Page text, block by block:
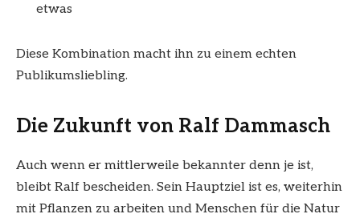
etwas
Diese Kombination macht ihn zu einem echten
Publikumsliebling.
Die Zukunft von Ralf Dammasch
Auch wenn er mittlerweile bekannter denn je ist,
bleibt Ralf bescheiden. Sein Hauptziel ist es, weiterhin
mit Pflanzen zu arbeiten und Menschen für die Natur